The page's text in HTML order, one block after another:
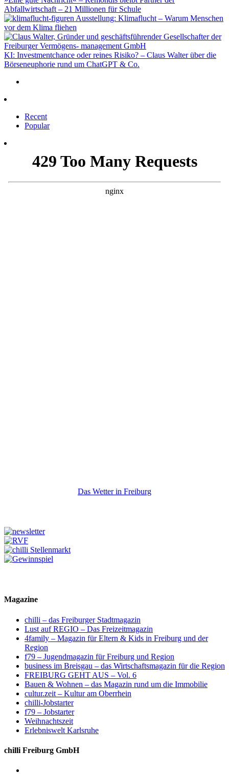
Abfallwirtschaft – 21 Millionen für Schule
Ausstellung: Klimaflucht – Warum Menschen
vor dem Klima fliehen
KI: Investmentchance oder reines Risiko? – Claus Walter über die
Börseneuphorie rund um ChatGPT & Co.
Recent
Popular
Das Wetter in Freiburg
Magazine
chilli – das Freiburger Stadtmagazin
Lust auf REGIO – Das Freizeitmagazin
4family – Magazin für Eltern & Kids in Freiburg und der
Region
f79 – Jugendmagazin für Freiburg und Region
business im Breisgau – das Wirtschaftsmagazin für die Region
FREIBURG GEHT AUS – Vol. 6
Bauen & Wohnen – das Magazin rund um die Immobilie
cultur.zeit – Kultur am Oberrhein
chilli-Jobstarter
f79 – Jobstarter
Weihnachtszeit
Erlebniswelt Karlsruhe
chilli Freiburg GmbH